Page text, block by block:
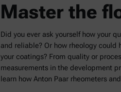
Master the
Did you ever ask yourself how your
and reliable? Or how rheology could
your coatings? From quality or
measurements in the development
learn how Anton Paar rheometers